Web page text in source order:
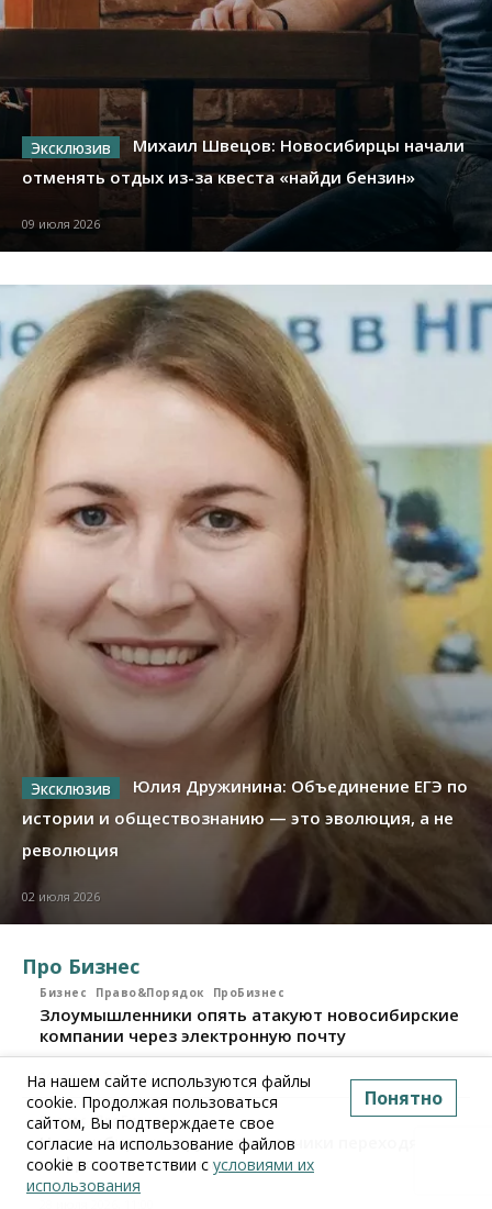
Михаил Швецов: Новосибирцы начали
отменять отдых из-за квеста «найди бензин»
09 июля 2026
Юлия Дружинина: Объединение ЕГЭ по
истории и обществознанию — это эволюция, а не
революция
02 июля 2026
Про Бизнес
Бизнес Право&Порядок ПроБизнес
Злоумышленники опять атакуют новосибирские
компании через электронную почту
06 августа 2026, 11:00
Бизнес ПроБизнес
Новосибирские грузоперевозчики переходят на
цифровые накладные
На нашем сайте используются файлы
cookie. Продолжая пользоваться
сайтом, Вы подтверждаете свое
согласие на использование файлов
cookie в соответствии с условиями их
использования
Понятно